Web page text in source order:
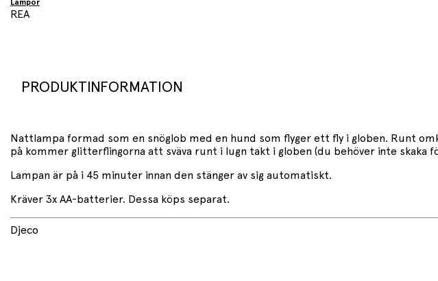
Lampor
REA
PRODUKTINFORMATION
Nattlampa formad som en snöglob med en hund som flyger ett fly i globen. Runt
på kommer glitterflingorna att sväva runt i lugn takt i globen (du behöver inte skaka
Lampan är på i 45 minuter innan den stänger av sig automatiskt.
Kräver 3x AA-batterier. Dessa köps separat.
Djeco